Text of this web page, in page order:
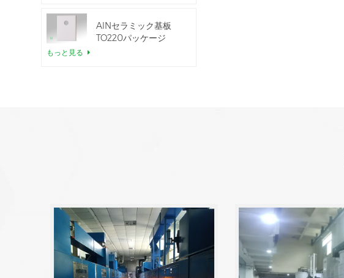
AlNセラミック基板
TO220パッケージ
もっと見る